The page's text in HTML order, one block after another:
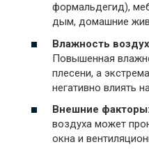
формальдегид),
дым, домашние
Влажность
Повышенная
плесени, а
негативно влиять
Внешние факторы:
воздуха может
окна и